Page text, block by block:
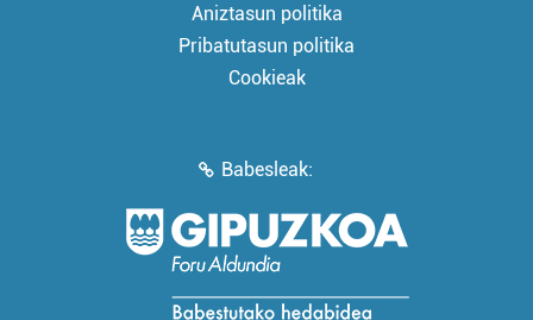
Aniztasun politika
Pribatutasun politika
Cookieak
Babesleak: